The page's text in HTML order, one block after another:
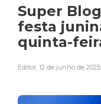
Super
festa
quinta-
Editor, 12 de junho de 2025